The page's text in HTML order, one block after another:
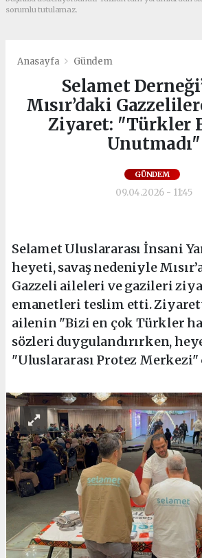
sorumlu tutulamaz.
Anasayfa Gündem
Selamet
Mısır’daki
Ziyaret: "Türkler
Unutmadı"
GÜNDEM
09.04.2026 - 11:45
Selamet Uluslararası İnsani
heyeti, savaş nedeniyle
Gazzeli aileleri ve gazileri
emanetleri teslim etti.
ailenin "Bizi en çok Türkler
sözleri duygulandırırken,
"Uluslararası Protez Merkezi"